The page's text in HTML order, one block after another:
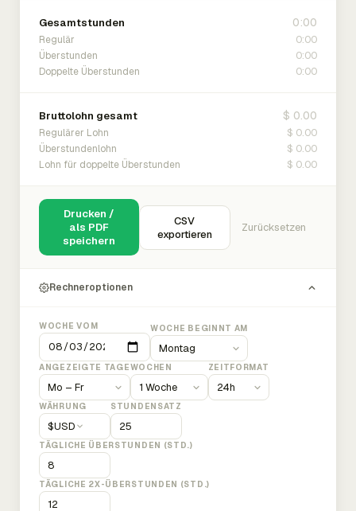
Gesamtstunden 0:00
Regulär 0:00
Überstunden 0:00
Doppelte Überstunden 0:00
Bruttolohn gesamt $ 0.00
Regulärer Lohn $ 0.00
Überstundenlohn $ 0.00
Lohn für doppelte Überstunden $ 0.00
Drucken /
als PDF
speichern
CSV
exportieren
Zurücksetzen
Rechneroptionen
WOCHE VOM WOCHE BEGINNT AM
ANGEZEIGTE TAGEWOCHEN ZEITFORMAT
WÄHRUNG
$USD
STUNDENSATZ
TÄGLICHE ÜBERSTUNDEN (STD.)
TÄGLICHE 2X-ÜBERSTUNDEN (STD.)